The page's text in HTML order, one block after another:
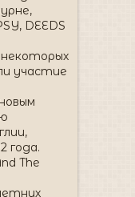
DEEDS
некоторых
участие
года.
The